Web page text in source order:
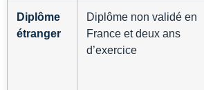
Diplôme
étranger
Diplôme non validé en
France et deux ans
d’exercice